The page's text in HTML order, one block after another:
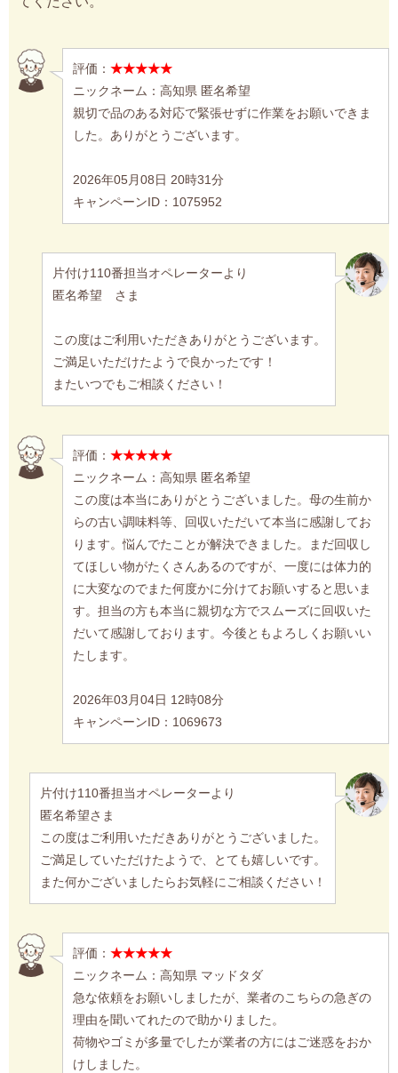
評価： ★★★★★
ニックネーム：高知県 匿名希望
親切で品のある対応で緊張せずに作業をお願いできま
した。ありがとうございます。
2026年05月08日 20時31分
キャンペーンID：1075952
片付け110番担当オペレーターより
匿名希望 さま
この度はご利用いただきありがとうございます。
ご満足いただけたようで良かったです！
またいつでもご相談ください！
評価： ★★★★★
ニックネーム：高知県 匿名希望
この度は本当にありがとうございました。母の生前か
らの古い調味料等、回収いただいて本当に感謝してお
ります。悩んでたことが解決できました。まだ回収し
てほしい物がたくさんあるのですが、一度には体力的
に大変なのでまた何度かに分けてお願いすると思いま
す。担当の方も本当に親切な方でスムーズに回収いた
だいて感謝しております。今後ともよろしくお願いい
たします。
2026年03月04日 12時08分
キャンペーンID：1069673
片付け110番担当オペレーターより
匿名希望さま
この度はご利用いただきありがとうございました。
ご満足していただけたようで、とても嬉しいです。
また何かございましたらお気軽にご相談ください！
評価： ★★★★★
ニックネーム：高知県 マッドタダ
急な依頼をお願いしましたが、業者のこちらの急ぎの
理由を聞いてれたので助かりました。
荷物やゴミが多量でしたが業者の方にはご迷惑をおか
けしました。